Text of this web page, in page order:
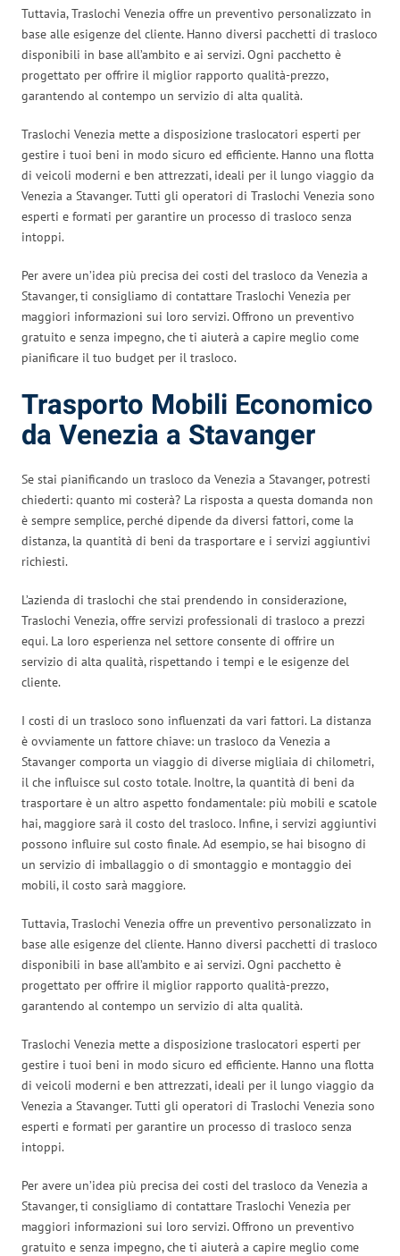
Tuttavia, Traslochi Venezia offre un preventivo personalizzato in
base alle esigenze del cliente. Hanno diversi pacchetti di trasloco
disponibili in base all’ambito e ai servizi. Ogni pacchetto è
progettato per offrire il miglior rapporto qualità-prezzo,
garantendo al contempo un servizio di alta qualità.
Traslochi Venezia mette a disposizione traslocatori esperti per
gestire i tuoi beni in modo sicuro ed efficiente. Hanno una flotta
di veicoli moderni e ben attrezzati, ideali per il lungo viaggio da
Venezia a Stavanger. Tutti gli operatori di Traslochi Venezia sono
esperti e formati per garantire un processo di trasloco senza
intoppi.
Per avere un’idea più precisa dei costi del trasloco da Venezia a
Stavanger, ti consigliamo di contattare Traslochi Venezia per
maggiori informazioni sui loro servizi. Offrono un preventivo
gratuito e senza impegno, che ti aiuterà a capire meglio come
pianificare il tuo budget per il trasloco.
Trasporto Mobili Economico
da Venezia a Stavanger
Se stai pianificando un trasloco da Venezia a Stavanger, potresti
chiederti: quanto mi costerà? La risposta a questa domanda non
è sempre semplice, perché dipende da diversi fattori, come la
distanza, la quantità di beni da trasportare e i servizi aggiuntivi
richiesti.
L’azienda di traslochi che stai prendendo in considerazione,
Traslochi Venezia, offre servizi professionali di trasloco a prezzi
equi. La loro esperienza nel settore consente di offrire un
servizio di alta qualità, rispettando i tempi e le esigenze del
cliente.
I costi di un trasloco sono influenzati da vari fattori. La distanza
è ovviamente un fattore chiave: un trasloco da Venezia a
Stavanger comporta un viaggio di diverse migliaia di chilometri,
il che influisce sul costo totale. Inoltre, la quantità di beni da
trasportare è un altro aspetto fondamentale: più mobili e scatole
hai, maggiore sarà il costo del trasloco. Infine, i servizi aggiuntivi
possono influire sul costo finale. Ad esempio, se hai bisogno di
un servizio di imballaggio o di smontaggio e montaggio dei
mobili, il costo sarà maggiore.
Tuttavia, Traslochi Venezia offre un preventivo personalizzato in
base alle esigenze del cliente. Hanno diversi pacchetti di trasloco
disponibili in base all’ambito e ai servizi. Ogni pacchetto è
progettato per offrire il miglior rapporto qualità-prezzo,
garantendo al contempo un servizio di alta qualità.
Traslochi Venezia mette a disposizione traslocatori esperti per
gestire i tuoi beni in modo sicuro ed efficiente. Hanno una flotta
di veicoli moderni e ben attrezzati, ideali per il lungo viaggio da
Venezia a Stavanger. Tutti gli operatori di Traslochi Venezia sono
esperti e formati per garantire un processo di trasloco senza
intoppi.
Per avere un’idea più precisa dei costi del trasloco da Venezia a
Stavanger, ti consigliamo di contattare Traslochi Venezia per
maggiori informazioni sui loro servizi. Offrono un preventivo
gratuito e senza impegno, che ti aiuterà a capire meglio come